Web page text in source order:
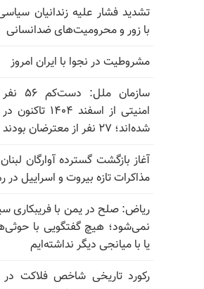
تشدید فشار علیه زندانیان
با زور و محرومیت‌های ضدانسانی
مشروطیت در نجوا با ایران امروز
سازمان
امنیتی از اسفند
شده‌اند؛ ۲۷ نفر از معترضان بودند
آغاز بازگشت گسترده آوارگان
مذاکرات تازه بیروت و اسراییل در
ریاض: صلح در یمن با فریبکاری
نمی‌شود؛ هیچ گفتگویی با
یا با میانجی دیگر نداشته‌ایم
رکورد تاریخی شاخص فلاکت در